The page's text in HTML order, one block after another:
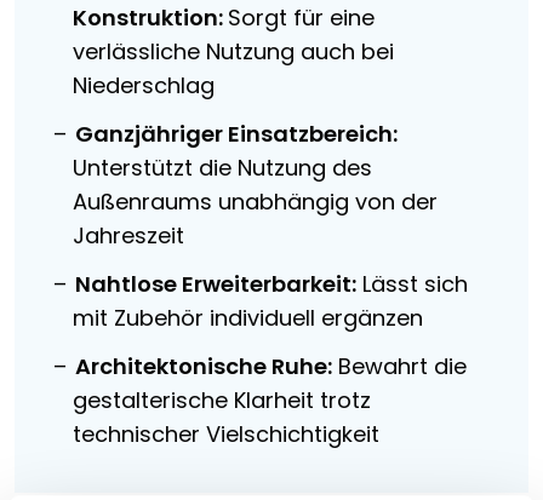
Konstruktion: Sorgt für eine
verlässliche Nutzung auch bei
Niederschlag
Ganzjähriger Einsatzbereich:
Unterstützt die Nutzung des
Außenraums unabhängig von der
Jahreszeit
Nahtlose Erweiterbarkeit: Lässt sich
mit Zubehör individuell ergänzen
Architektonische Ruhe: Bewahrt die
gestalterische Klarheit trotz
technischer Vielschichtigkeit